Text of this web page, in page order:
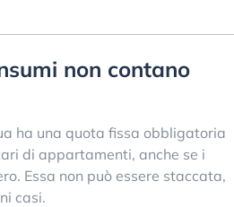
non contano
ha una quota fissa obbligatoria
di appartamenti, anche se i
Essa non può essere staccata,
casi.